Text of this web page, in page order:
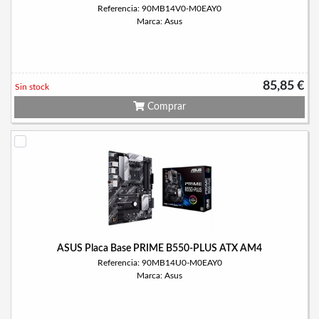
Referencia: 90MB14V0-M0EAY0
Marca: Asus
85,85 €
Sin stock
Comprar
ASUS Placa Base PRIME B550-PLUS ATX AM4
Referencia: 90MB14U0-M0EAY0
Marca: Asus